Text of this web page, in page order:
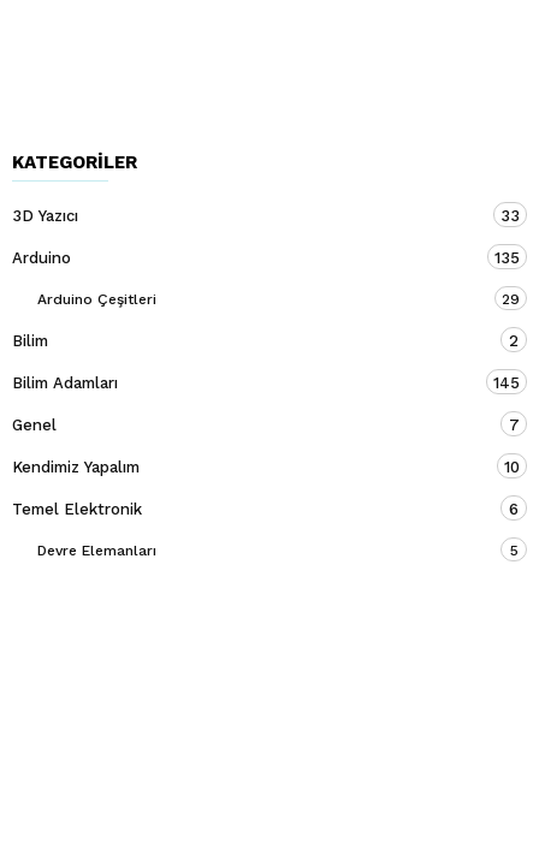
KATEGORILER
3D Yazıcı 33
Arduino 135
Arduino Çeşitleri 29
Bilim 2
Bilim Adamları 145
Genel 7
Kendimiz Yapalım 10
Temel Elektronik 6
Devre Elemanları 5